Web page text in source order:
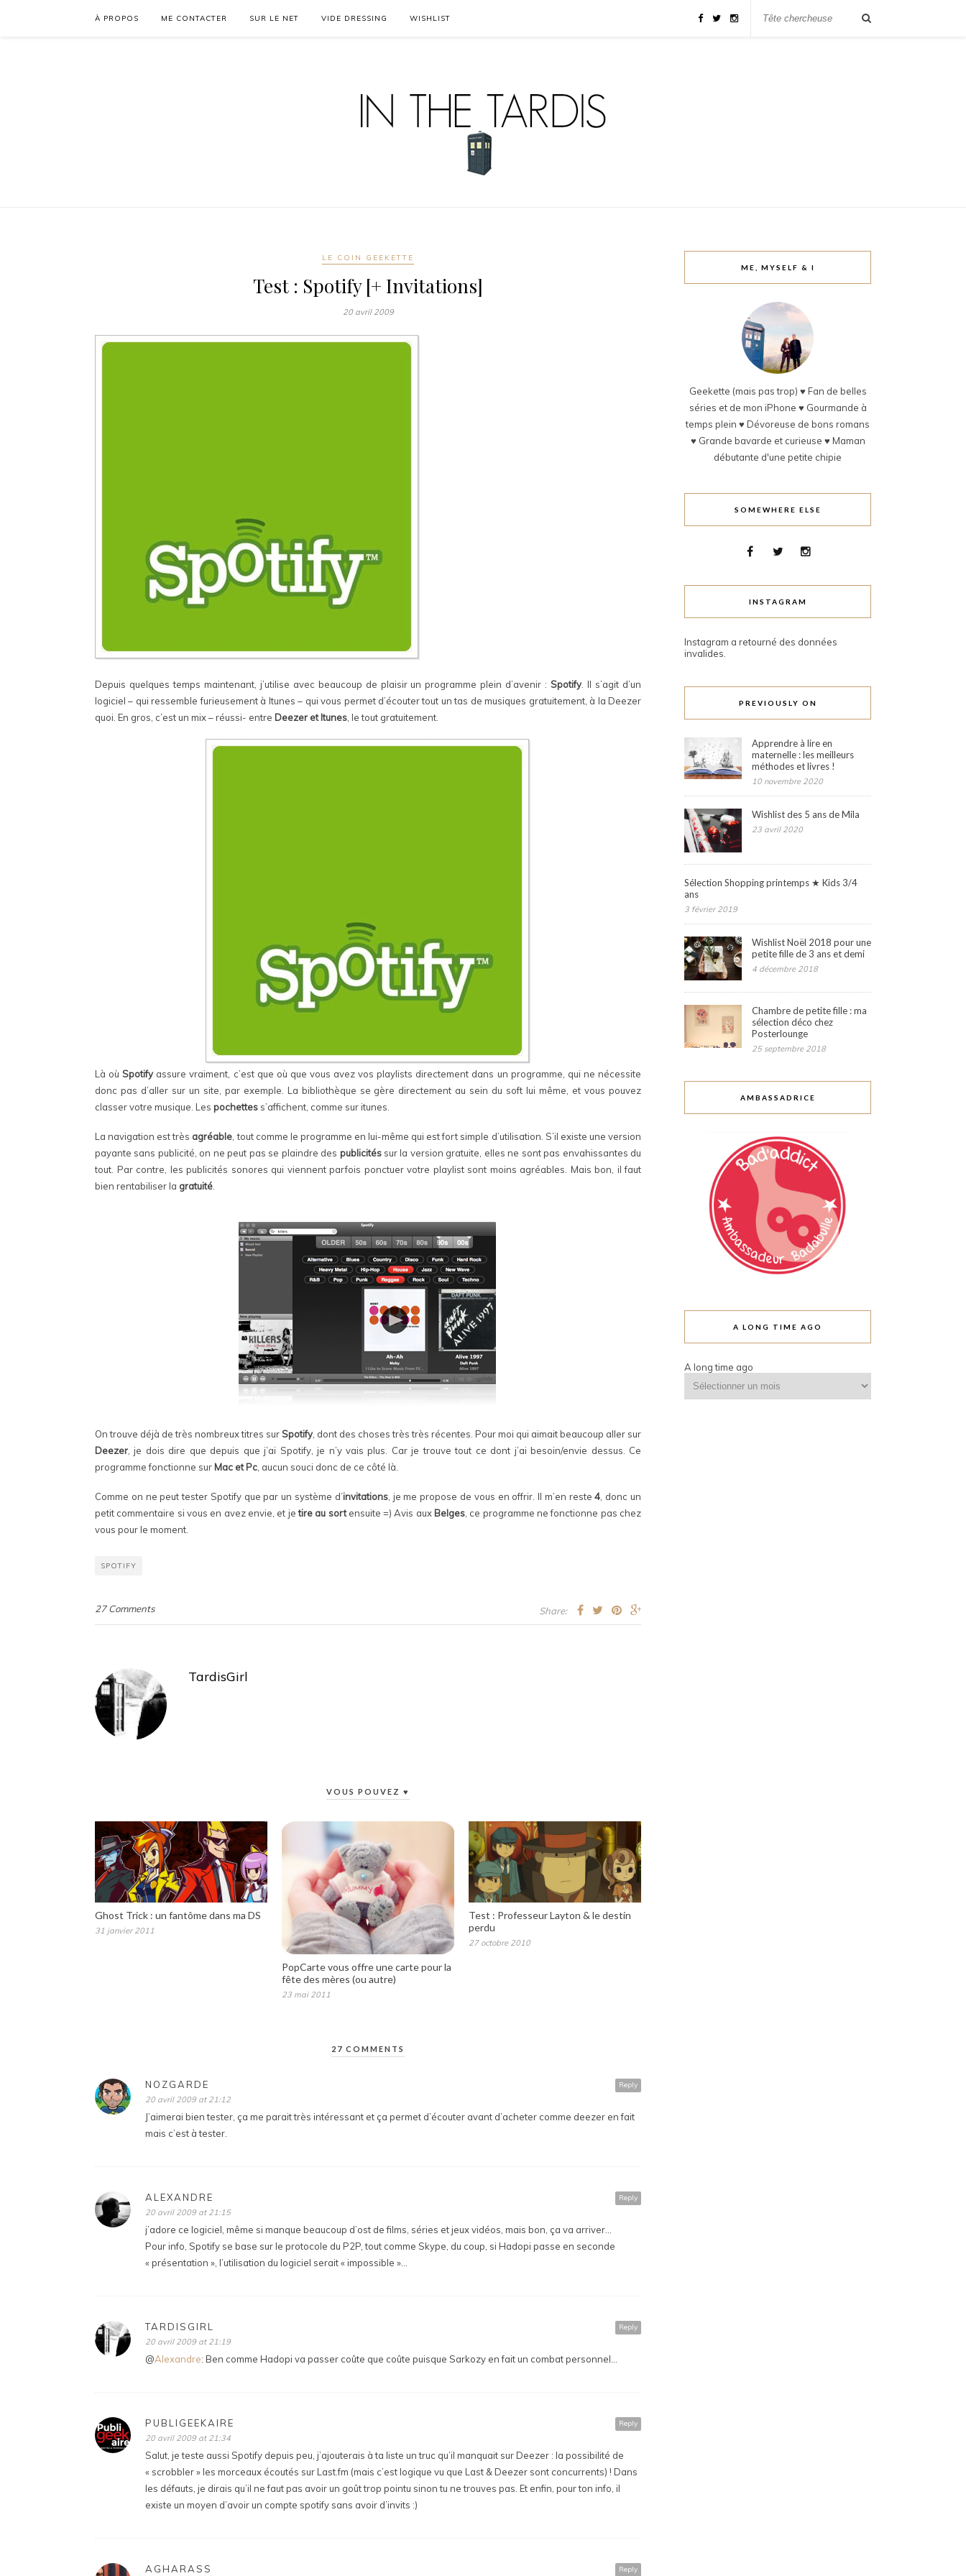
À PROPOS ME CONTACTER SUR LE NET VIDE DRESSING WISHLIST
LE COIN GEEKETTE
Test : Spotify [+ Invitations]
20 avril 2009
Depuis quelques temps maintenant, j’utilise avec beaucoup de plaisir un programme plein d’avenir :Spotify. Il s’agit d’un
logiciel – qui ressemble furieusement à Itunes – qui vous permet d’écouter tout un tas de musiques gratuitement, à la Deezer
quoi. En gros, c’est un mix – réussi- entre Deezer et Itunes , le tout gratuitement.
Là oùSpotifyassure vraiment, c’est que où que vous avez vos playlists directement dans un programme, qui ne nécessite
donc pas d’aller sur un site, par exemple. La bibliothèque se gère directement au sein du soft lui même, et vous pouvez
classer votre musique. Les pochettes s’affichent, comme sur itunes.
La navigation est très agréable , tout comme le programme en lui-même qui est fort simple d’utilisation. S’il existe une version
payante sans publicité, on ne peut pas se plaindre des publicitéssur la version gratuite, elles ne sont pas envahissantes du
tout. Par contre, les publicités sonores qui viennent parfois ponctuer votre playlist sont moins agréables. Mais bon, il faut
bien rentabiliser la gratuité
On trouve déjà de très nombreux titres surSpotify, dont des choses très très récentes. Pour moi qui aimait beaucoup aller sur
Deezer , je dois dire que depuis que j’ai Spotify, je n’y vais plus. Car je trouve tout ce dont j’ai besoin/envie dessus. Ce
programme fonctionne sur Mac et Pc , aucun souci donc de ce côté là.
Comme on ne peut tester Spotify que par un système d’invitations, je me propose de vous en offrir. Il m’en reste4 , donc un
petit commentaire si vous en avez envie, et jetire au sortensuite =) Avis aux Belges , ce programme ne fonctionne pas chez
vous pour le moment.
SPOTIFY
27 Comments Share:
TardisGirl
VOUS POUVEZ ♥
Ghost Trick : un fantôme dans ma DS
31 janvier 2011
PopCarte vous offre une carte pour la
fête des mères (ou autre)
23 mai 2011
Test : Professeur Layton & le destin
perdu
27 octobre 2010
27 COMMENTS
Reply
NOZGARDE
20 avril 2009 at 21:12
J’aimerai bien tester, ça me parait très intéressant et ça permet d’écouter avant d’acheter comme deezer en fait
mais c’est à tester.
Reply
ALEXANDRE
20 avril 2009 at 21:15
j’adore ce logiciel, même si manque beaucoup d’ost de films, séries et jeux vidéos, mais bon, ça va arriver…
Pour info, Spotify se base sur le protocole du P2P, tout comme Skype, du coup, si Hadopi passe en seconde
« présentation », l’utilisation du logiciel serait « impossible »…
Reply
TARDISGIRL
20 avril 2009 at 21:19
@Alexandre: Ben comme Hadopi va passer coûte que coûte puisque Sarkozy en fait un combat personnel…
Reply
PUBLIGEEKAIRE
20 avril 2009 at 21:34
Salut, je teste aussi Spotify depuis peu, j’ajouterais à ta liste un truc qu’il manquait sur Deezer : la possibilité de
« scrobbler » les morceaux écoutés sur Last.fm (mais c’est logique vu que Last & Deezer sont concurrents) ! Dans
les défauts, je dirais qu’il ne faut pas avoir un goût trop pointu sinon tu ne trouves pas. Et enfin, pour ton info, il
existe un moyen d’avoir un compte spotify sans avoir d’invits :)
Reply
AGHARASS
ME, MYSELF & I
Geekette (mais pas trop) ♥ Fan de belles
séries et de mon iPhone ♥ Gourmande à
temps plein ♥ Dévoreuse de bons romans
♥ Grande bavarde et curieuse ♥ Maman
débutante d'une petite chipie
SOMEWHERE ELSE
INSTAGRAM
Instagram a retourné des données
invalides.
PREVIOUSLY ON
Apprendre à lire en
maternelle : les meilleurs
méthodes et livres !
10 novembre 2020
Wishlist des 5 ans de Mila
23 avril 2020
Sélection Shopping printemps ★ Kids 3/4
ans
3 février 2019
Wishlist Noël 2018 pour une
petite fille de 3 ans et demi
4 décembre 2018
Chambre de petite fille : ma
sélection déco chez
Posterlounge
25 septembre 2018
AMBASSADRICE
A LONG TIME AGO
A long time ago